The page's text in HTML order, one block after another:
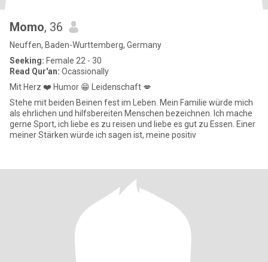
Momo, 36
Neuffen, Baden-Wurttemberg, Germany
Seeking: Female 22 - 30
Read Qur'an: Ocassionally
Mit Herz ❤️ Humor 😁 Leidenschaft 💋
Stehe mit beiden Beinen fest im Leben. Mein Familie würde mich
als ehrlichen und hilfsbereiten Menschen bezeichnen. Ich mache
gerne Sport, ich liebe es zu reisen und liebe es gut zu Essen. Einer
meiner Stärken würde ich sagen ist, meine positiv